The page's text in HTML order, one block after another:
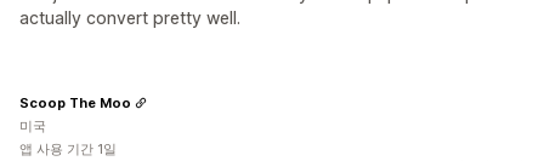
actually convert pretty well.
Scoop The Moo
미국
앱 사용 기간 1일